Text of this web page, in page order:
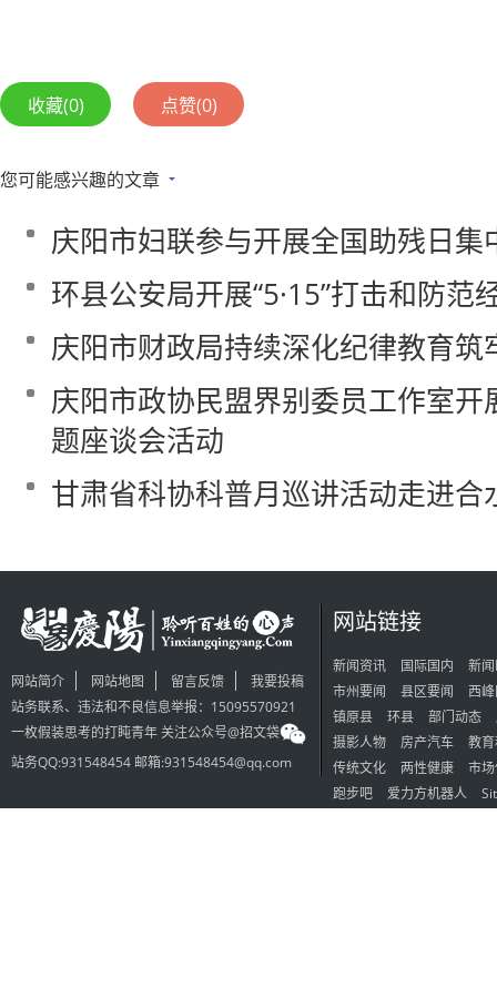
收藏(0) 点赞(0)
您可能感兴趣的文章
庆阳市妇联参与开展全国助残日集
环县公安局开展“5·15”打击和防范
庆阳市财政局持续深化纪律教育筑
庆阳市政协民盟界别委员工作室开
题座谈会活动
甘肃省科协科普月巡讲活动走进合
网站简介 网站地图 留言反馈
我要投稿
站务联系、违法和不良信息举报：15095570921
一枚假装思考的打盹青年 关注公众号@招文袋
站务QQ:931548454 邮箱:931548454@qq.com
网站链接
新闻资讯 国际国内
新
市州要闻
县区要闻
西
镇原县
环县 部门动态
摄影人物
房产汽车
教
传统文化
两性健康
市
跑步吧
爱力方机器人